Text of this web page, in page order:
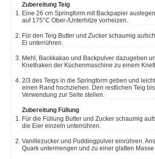
Zubereitung Teig
Eine 26 cm Springform mit Backpapier auslegen. Den Backofen
auf 175°C Ober-/Unterhitze vorheizen.
Für den Teig Butter und Zucker schaumig aufschlagen. Dann das
Ei unterrühren.
Mehl, Backkakao und Backpulver dazugeben und mit dem
Knethaken der Küchenmaschine zu einem
2/3 des Teigs in die Springform geben und leicht andrücken. Dabei
einen Rand hochziehen. Den restlichen Teig
Verwendung zur Seite stellen.
Zubereitung Füllung
Für die Füllung Butter und Zucker schaumig aufschlagen. Dann
die Eier einzeln unterrühren.
Vanillezucker und Puddingpulver einrühren. Anschließend den
Quark untermengen und zu einer glatten Masse